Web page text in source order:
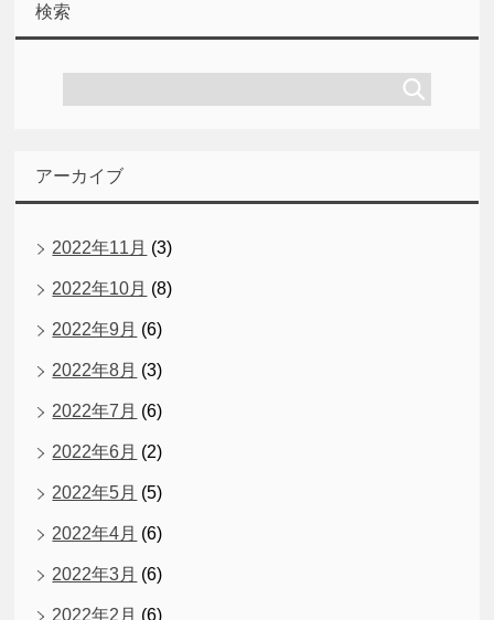
検索
アーカイブ
2022年11月 (3)
2022年10月 (8)
2022年9月 (6)
2022年8月 (3)
2022年7月 (6)
2022年6月 (2)
2022年5月 (5)
2022年4月 (6)
2022年3月 (6)
2022年2月 (6)